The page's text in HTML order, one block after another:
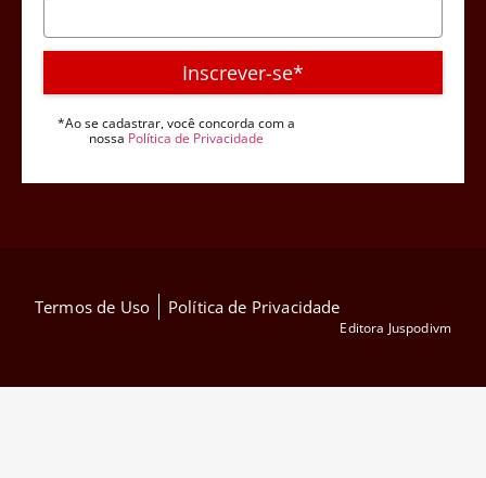
Inscrever-se*
*Ao se cadastrar, você concorda com a
nossa Política de Privacidade
Termos de Uso Política de Privacidade
Editora Juspodivm